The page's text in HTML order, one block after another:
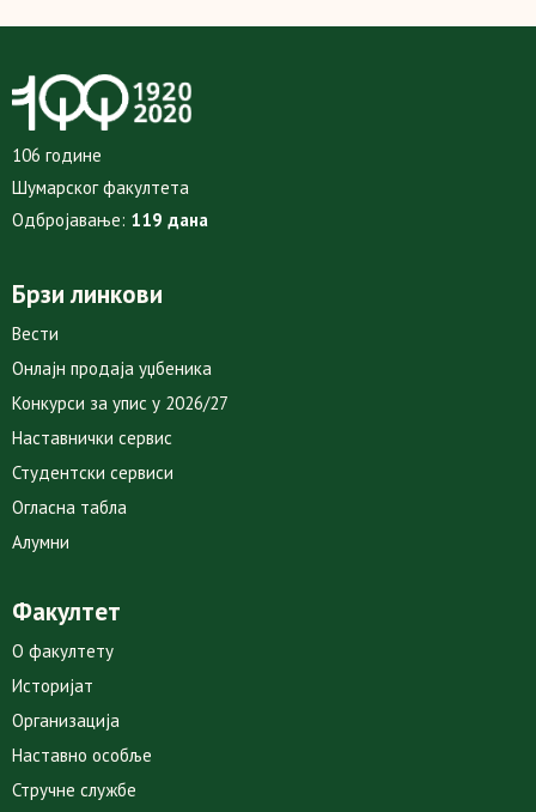
106 године
Шумарског факултета
Одбројавање: 119 дана
Брзи линкови
Вести
Онлајн продаја уџбеника
Конкурси за упис у 2026/27
Наставнички сервис
Студентски сервиси
Огласна табла
Алумни
Факултет
О факултету
Историјат
Организација
Наставно особље
Стручне службе